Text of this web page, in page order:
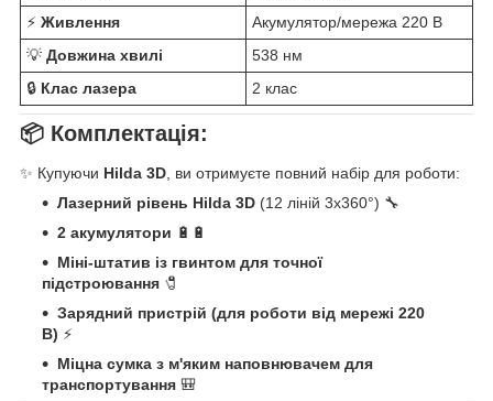
⚡ Живлення
Акумулятор/мережа 220 В
💡 Довжина хвилі
538 нм
🔒 Клас лазера 2 клас
📦 Комплектація:
✨ Купуючи Hilda 3D , ви отримуєте повний набір для роботи:
Лазерний рівень Hilda 3D (12 ліній 3x360°) 🔧
2 акумулятори 🔋🔋
Міні-штатив із гвинтом для точної
підстроювання 🧷
Зарядний пристрій (для роботи від мережі 220
В) ⚡
Міцна сумка з м'яким наповнювачем для
транспортування 🎒